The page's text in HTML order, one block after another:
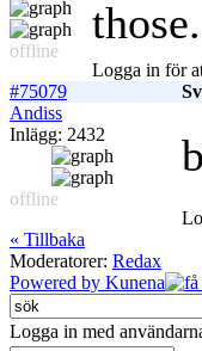
offline
Logga in för
#75079
Andiss
Inlägg: 2432
offline
« Tillbaka
Moderatorer: Redax
Powered by Kunena
Logga in med